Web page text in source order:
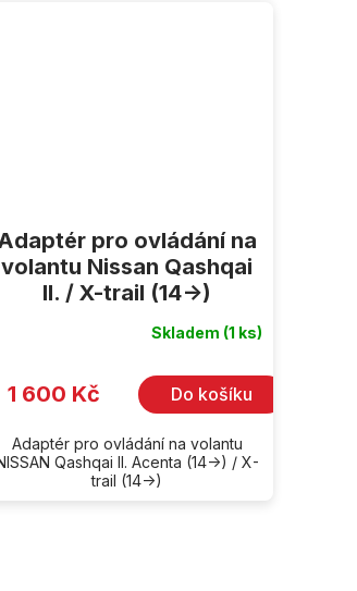
pro ovládání na
volantu Nissan Qashqai
II. / X-trail (14->)
Skladem (1 ks)
1 600 Kč Do košíku
Adaptér pro ovládání na volantu
Qashqai II. Acenta (14->) / X-
trail (14->)